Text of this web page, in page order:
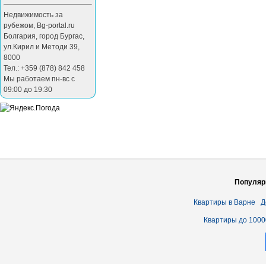
Недвижимость за
рубежом, Bg-portal.ru
Болгария, город Бургас,
ул.Кирил и Методи 39,
8000
Тел.: +359 (878) 842 458
Мы работаем пн-вс с
09:00 до 19:30
Квартиры в Варне
Квартиры до